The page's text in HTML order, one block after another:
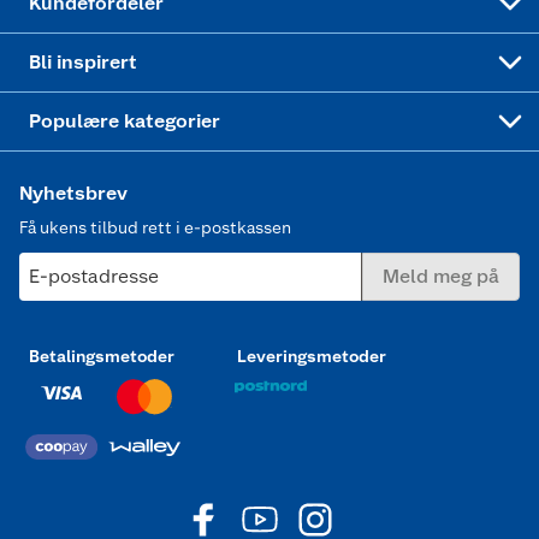
Bli inspirert
Populære kategorier
Nyhetsbrev
Få ukens tilbud rett i e-postkassen
E-postadresse Meld meg på
Betalingsmetoder Leveringsmetoder